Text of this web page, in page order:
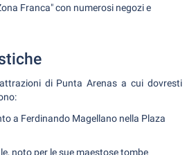
Franca" con numerosi negozi e
di Punta Arenas a cui dovresti
a Ferdinando Magellano nella Plaza
noto per le sue maestose tombe